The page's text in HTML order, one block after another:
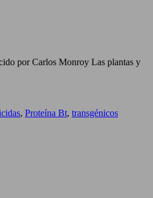
por Carlos Monroy Las plantas y
, Proteína Bt, transgénicos